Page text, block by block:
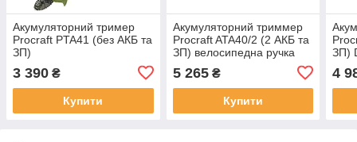
Акумуляторний тример
Procraft PTA41 (без АКБ та
ЗП)
3 390 ₴
Купити
Акумуляторний триммер
Procraft ATA40/2 (2 АКБ та
ЗП) велосипедна ручка
5 265₴
Купити
ЗП)
4